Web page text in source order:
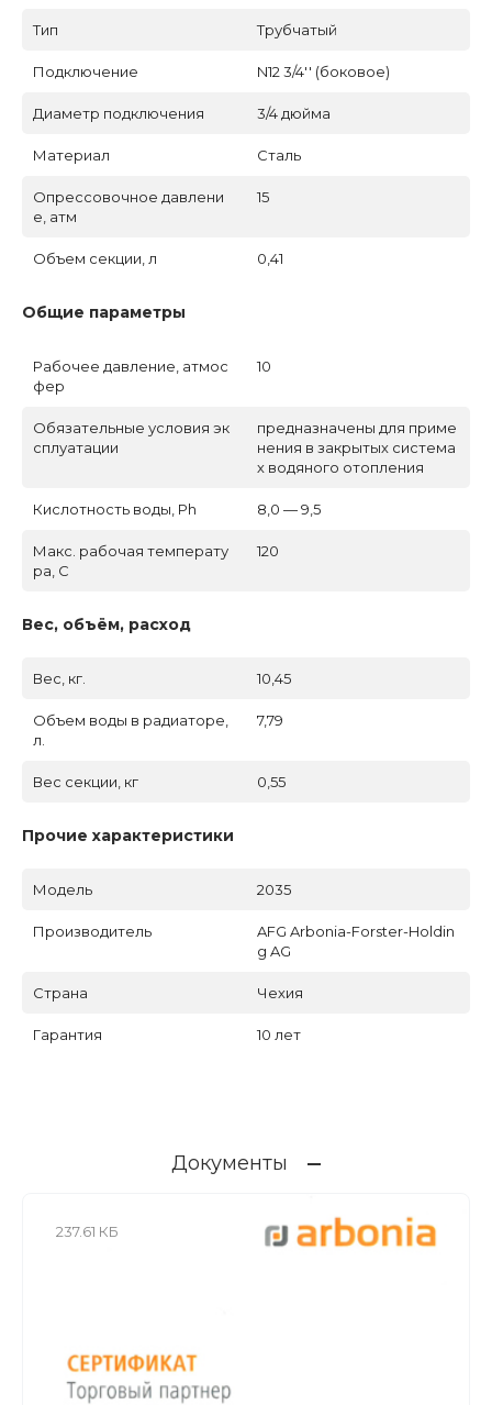
Тип Трубчатый
Подключение N12 3/4'' (боковое)
Диаметр подключения 3/4 дюйма
Материал Сталь
Опрессовочное давлени
е, атм
15
Объем секции, л 0,41
Общие параметры
Рабочее давление, атмос
фер
10
Обязательные условия эк
сплуатации
предназначены для приме
нения в закрытых система
х водяного отопления
Кислотность воды, Ph 8,0 — 9,5
Макс. рабочая температу
ра, C
120
Вес, объём, расход
Вес, кг. 10,45
Объем воды в радиаторе,
л.
7,79
Вес секции, кг 0,55
Прочие характеристики
Модель 2035
Производитель
AFG Arbonia-Forster-Holdin
g AG
Страна Чехия
Гарантия 10 лет
Документы
237.61 КБ